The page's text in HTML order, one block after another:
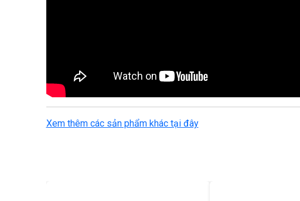
Xem thêm các sản phẩm khác tại đây